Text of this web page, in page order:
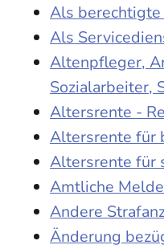
Als berechtigte
Als
Altenpfleger,
Sozialarbeiter,
Altersrente -
Altersrente für
Altersrente für
Amtliche
Andere
Änderung